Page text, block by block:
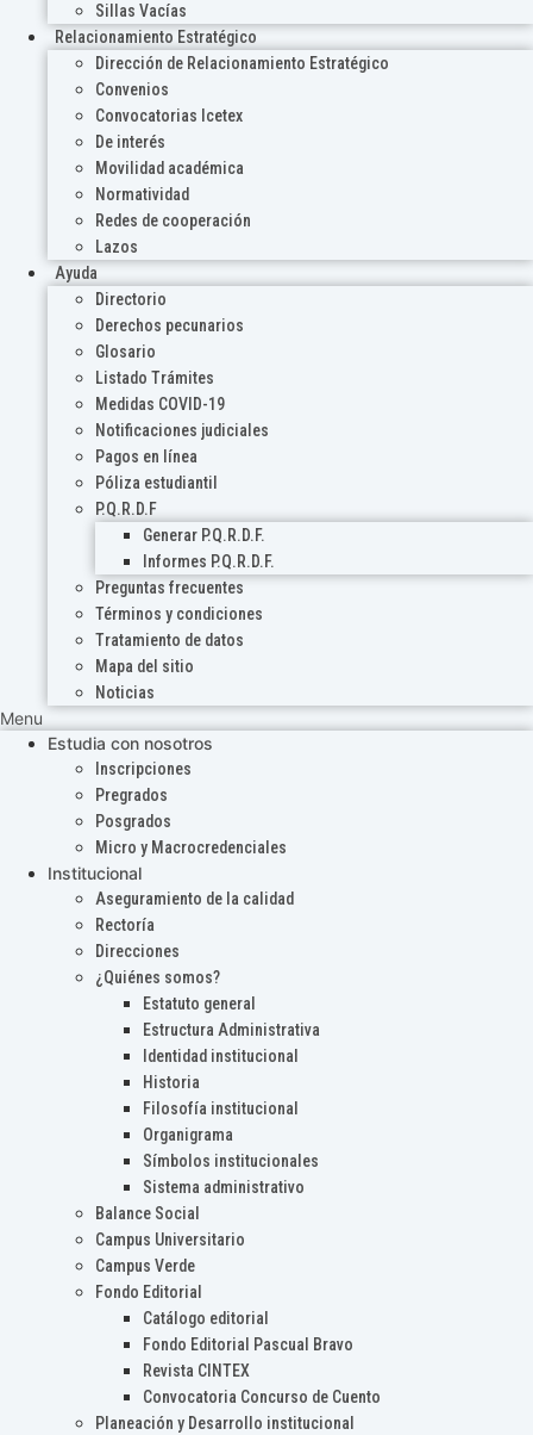
Sillas Vacías
Relacionamiento Estratégico
Dirección de Relacionamiento Estratégico
Convenios
Convocatorias Icetex
De interés
Movilidad académica
Normatividad
Redes de cooperación
Lazos
Ayuda
Directorio
Derechos pecunarios
Glosario
Listado Trámites
Medidas COVID-19
Notificaciones judiciales
Pagos en línea
Póliza estudiantil
P.Q.R.D.F
Generar P.Q.R.D.F.
Informes P.Q.R.D.F.
Preguntas frecuentes
Términos y condiciones
Tratamiento de datos
Mapa del sitio
Noticias
Menu
Estudia con nosotros
Inscripciones
Pregrados
Posgrados
Micro y Macrocredenciales
Institucional
Aseguramiento de la calidad
Rectoría
Direcciones
¿Quiénes somos?
Estatuto general
Estructura Administrativa
Identidad institucional
Historia
Filosofía institucional
Organigrama
Símbolos institucionales
Sistema administrativo
Balance Social
Campus Universitario
Campus Verde
Fondo Editorial
Catálogo editorial
Fondo Editorial Pascual Bravo
Revista CINTEX
Convocatoria Concurso de Cuento
Planeación y Desarrollo institucional